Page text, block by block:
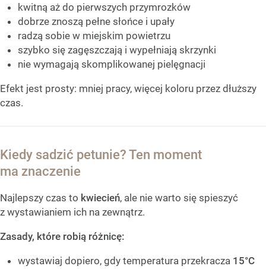
kwitną aż do pierwszych przymrozków
dobrze znoszą pełne słońce i upały
radzą sobie w miejskim powietrzu
szybko się zagęszczają i wypełniają skrzynki
nie wymagają skomplikowanej pielęgnacji
Efekt jest prosty: mniej pracy, więcej koloru przez dłuższy
czas.
Kiedy sadzić petunie? Ten moment
ma znaczenie
Najlepszy czas to kwiecień, ale nie warto się spieszyć
z wystawianiem ich na zewnątrz.
Zasady, które robią różnicę:
wystawiaj dopiero, gdy temperatura przekracza 15°C